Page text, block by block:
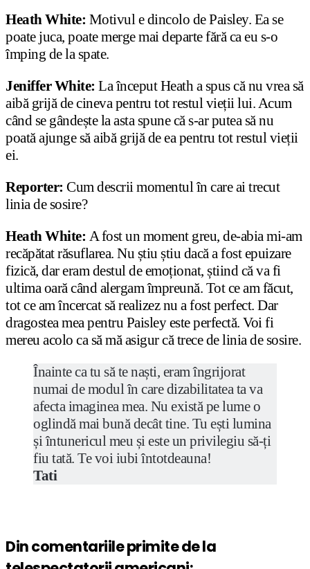
Heath White: Motivul e dincolo de Paisley. Ea se
poate juca, poate merge mai departe fără ca eu s-o
împing de la spate.
Jeniffer White: La început Heath a spus că nu vrea să
aibă grijă de cineva pentru tot restul vieții lui. Acum
când se gândește la asta spune că s-ar putea să nu
poată ajunge să aibă grijă de ea pentru tot restul vieții
ei.
Reporter: Cum descrii momentul în care ai trecut
linia de sosire?
Heath White: A fost un moment greu, de-abia mi-am
recăpătat răsuflarea. Nu știu știu dacă a fost epuizare
fizică, dar eram destul de emoționat, știind că va fi
ultima oară când alergam împreună. Tot ce am făcut,
tot ce am încercat să realizez nu a fost perfect. Dar
dragostea mea pentru Paisley este perfectă. Voi fi
mereu acolo ca să mă asigur că trece de linia de sosire.
Înainte ca tu să te naști, eram îngrijorat
numai de modul în care dizabilitatea ta va
afecta imaginea mea. Nu există pe lume o
oglindă mai bună decât tine. Tu ești lumina
și întunericul meu și este un privilegiu să-ți
fiu tată. Te voi iubi întotdeauna!
Tati
Din comentariile primite de la